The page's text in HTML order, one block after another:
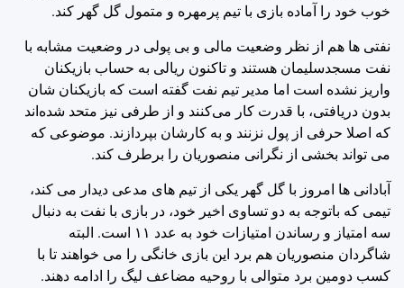
خوب خود را آماده بازی با تیم پرمهره و متمول گل گهر کند.
نفتی ها هم از نظر وضعیت مالی و بی پولی در وضعیت مشابه با
نفت مسجدسلیمان هستند و تاکنون ریالی به حساب بازیکنان
واریز نشده است اما مدیر تیم نفت گفته است که بازیکنان شان
بدون دریافتی، با قدرت کار می‌کنند و از طرفی نیز متحد شده‌اند
که اصلا حرفی از پول نزنند و به کارشان بپردازند. موضوعی که
می تواند بخشی از نگرانی منصوریان را برطرف کند.
آبادانی ها امروز با گل گهر یکی از تیم های مدعی دیدار می کند،
تیمی که باتوجه به دو تساوی اخیر خود، در بازی با نفت به دنبال
سه امتیاز و رساندن امتیازات خود به عدد ۱۱ است. البته
شاگردان منصوریان هم برد این بازی خانگی را می خواهند تا با
کسب دومین برد متوالی با روحیه مضاعف لیگ را ادامه دهند.